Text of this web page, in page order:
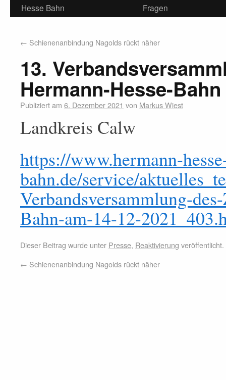
Hesse Bahn
Fragen
← Schienenanbindung Nagolds rückt näher
13.
Hermann-Hesse-
Publiziert am 6. Dezember 2021 von Markus Wiest
Landkreis Calw
https://www.hermann-
bahn.de/service/
Verbandsversammlung-
Bahn-am-14-12-
Dieser Beitrag wurde unter Presse, Reaktivierung
← Schienenanbindung Nagolds rückt näher